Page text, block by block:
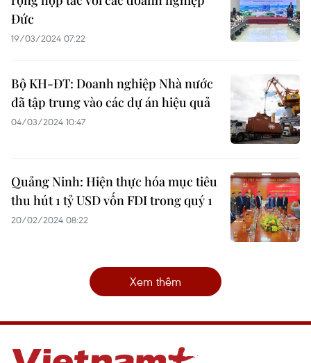
Đức
19/03/2024 07:22
Bộ KH-ĐT: Doanh nghiệp Nhà nước
đã tập trung vào các dự án hiệu quả
04/03/2024 10:47
Quảng Ninh: Hiện thực hóa mục tiêu
thu hút 1 tỷ USD vốn FDI trong quý 1
20/02/2024 08:22
Xem thêm